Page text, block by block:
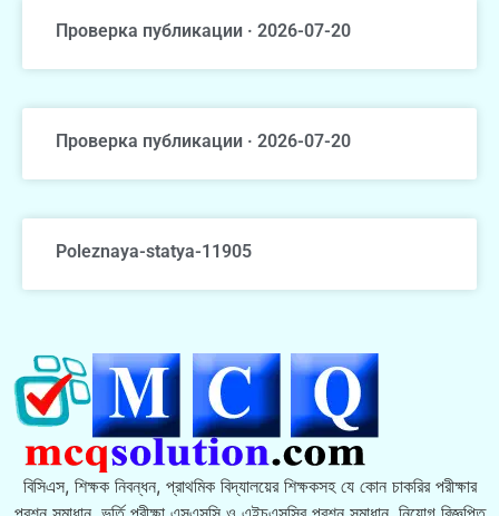
Проверка публикации · 2026-07-20
Проверка публикации · 2026-07-20
Poleznaya-statya-11905
বিসিএস, শিক্ষক নিবন্ধন, প্রাথমিক বিদ্যালয়ের শিক্ষকসহ যে কোন চাকরির পরীক্ষার